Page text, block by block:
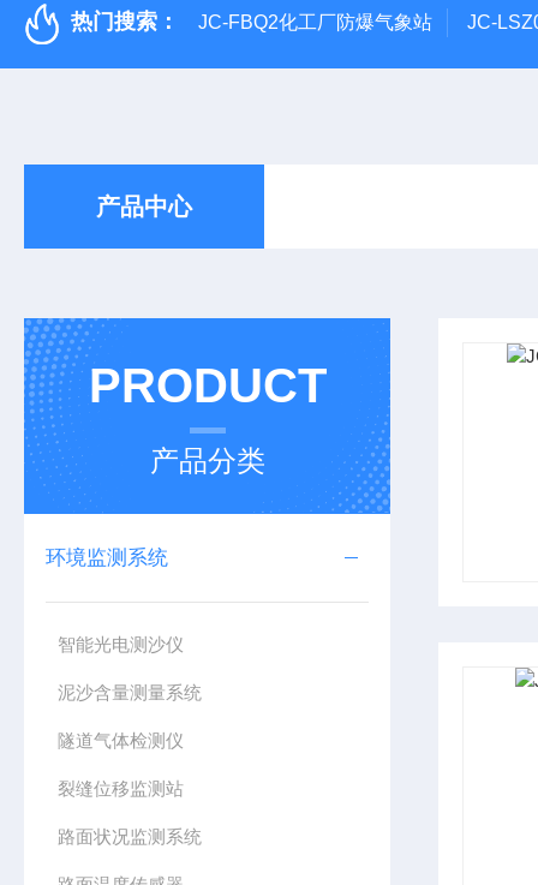
热门搜索： JC-FBQ2化工厂防爆气象站 JC-
产品中心
PRODUCT
产品分类
环境监测系统
智能光电测沙仪
泥沙含量测量系统
隧道气体检测仪
裂缝位移监测站
路面状况监测系统